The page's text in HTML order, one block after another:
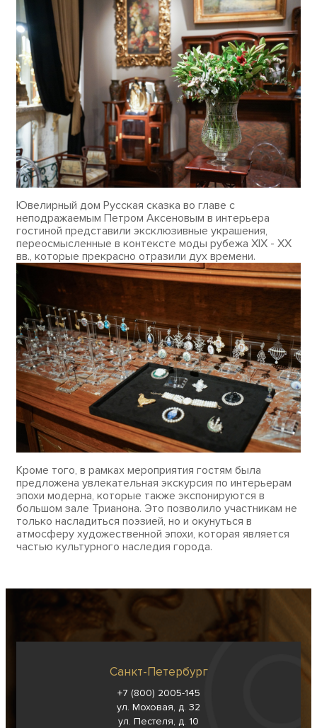
Ювелирный дом Русская сказка во главе с
неподражаемым Петром Аксеновым в интерьера
гостиной представили эксклюзивные украшения,
переосмысленные в контексте моды рубежа XIX - XX
вв., которые прекрасно отразили дух времени.
Кроме того, в рамках мероприятия гостям была
предложена увлекательная экскурсия по интерьерам
эпохи модерна, которые также экспонируются в
большом зале Трианона. Это позволило участникам не
только насладиться поэзией, но и окунуться в
атмосферу художественной эпохи, которая является
частью культурного наследия города.
Санкт-Петербург
+7 (800) 2005-145
ул. Моховая, д. 32
ул. Пестеля, д. 10